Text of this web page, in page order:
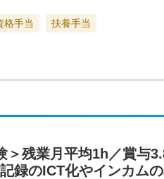
格手当
扶養手当
＞残業月平均1h／賞与
録のICT化やインカム